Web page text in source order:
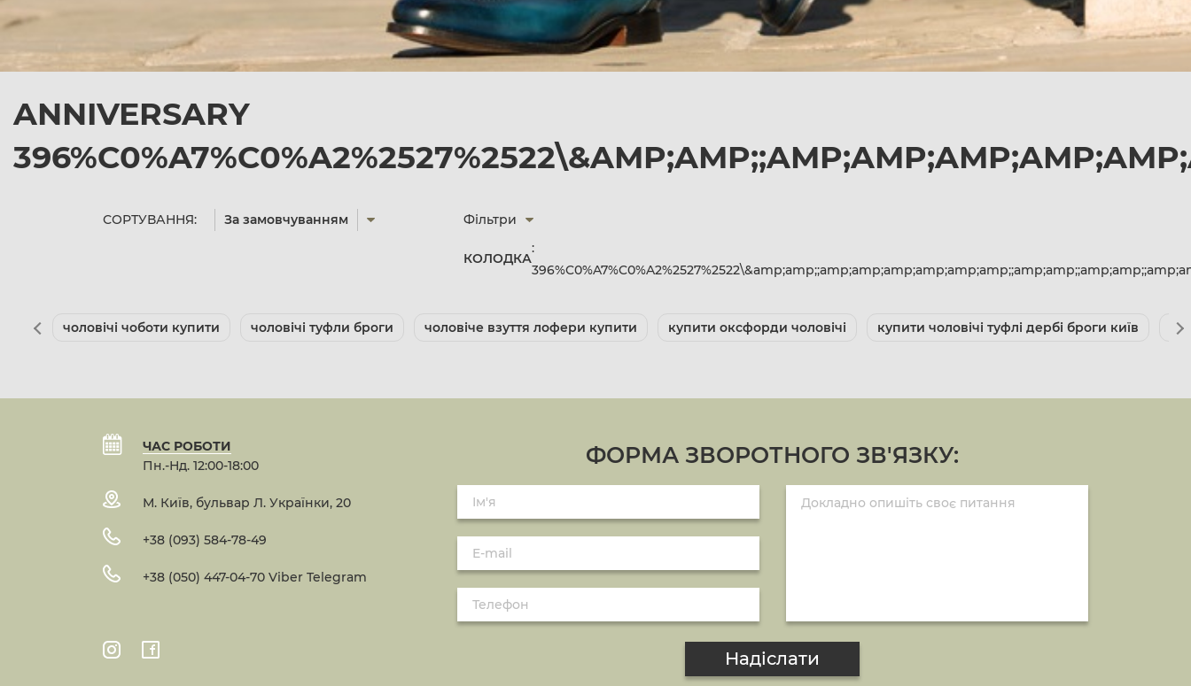
ANNIVERSARY
СОРТУВАННЯ: За замовчуванням Фільтри
КОЛОДКА
:
чоловічі чоботи купити чоловічі туфли броги чоловіче взуття лофери купити купити оксфорди чоловічі купити чоловічі туфлі дербі броги київ
ЧАС РОБОТИ
Пн.-Нд. 12:00-18:00
М. Київ, бульвар Л. Українки, 20
+38 (093) 584-78-49
+38 (050) 447-04-70 Viber Telegram
ФОРМА ЗВОРОТНОГО ЗВ'ЯЗКУ:
Надіслати